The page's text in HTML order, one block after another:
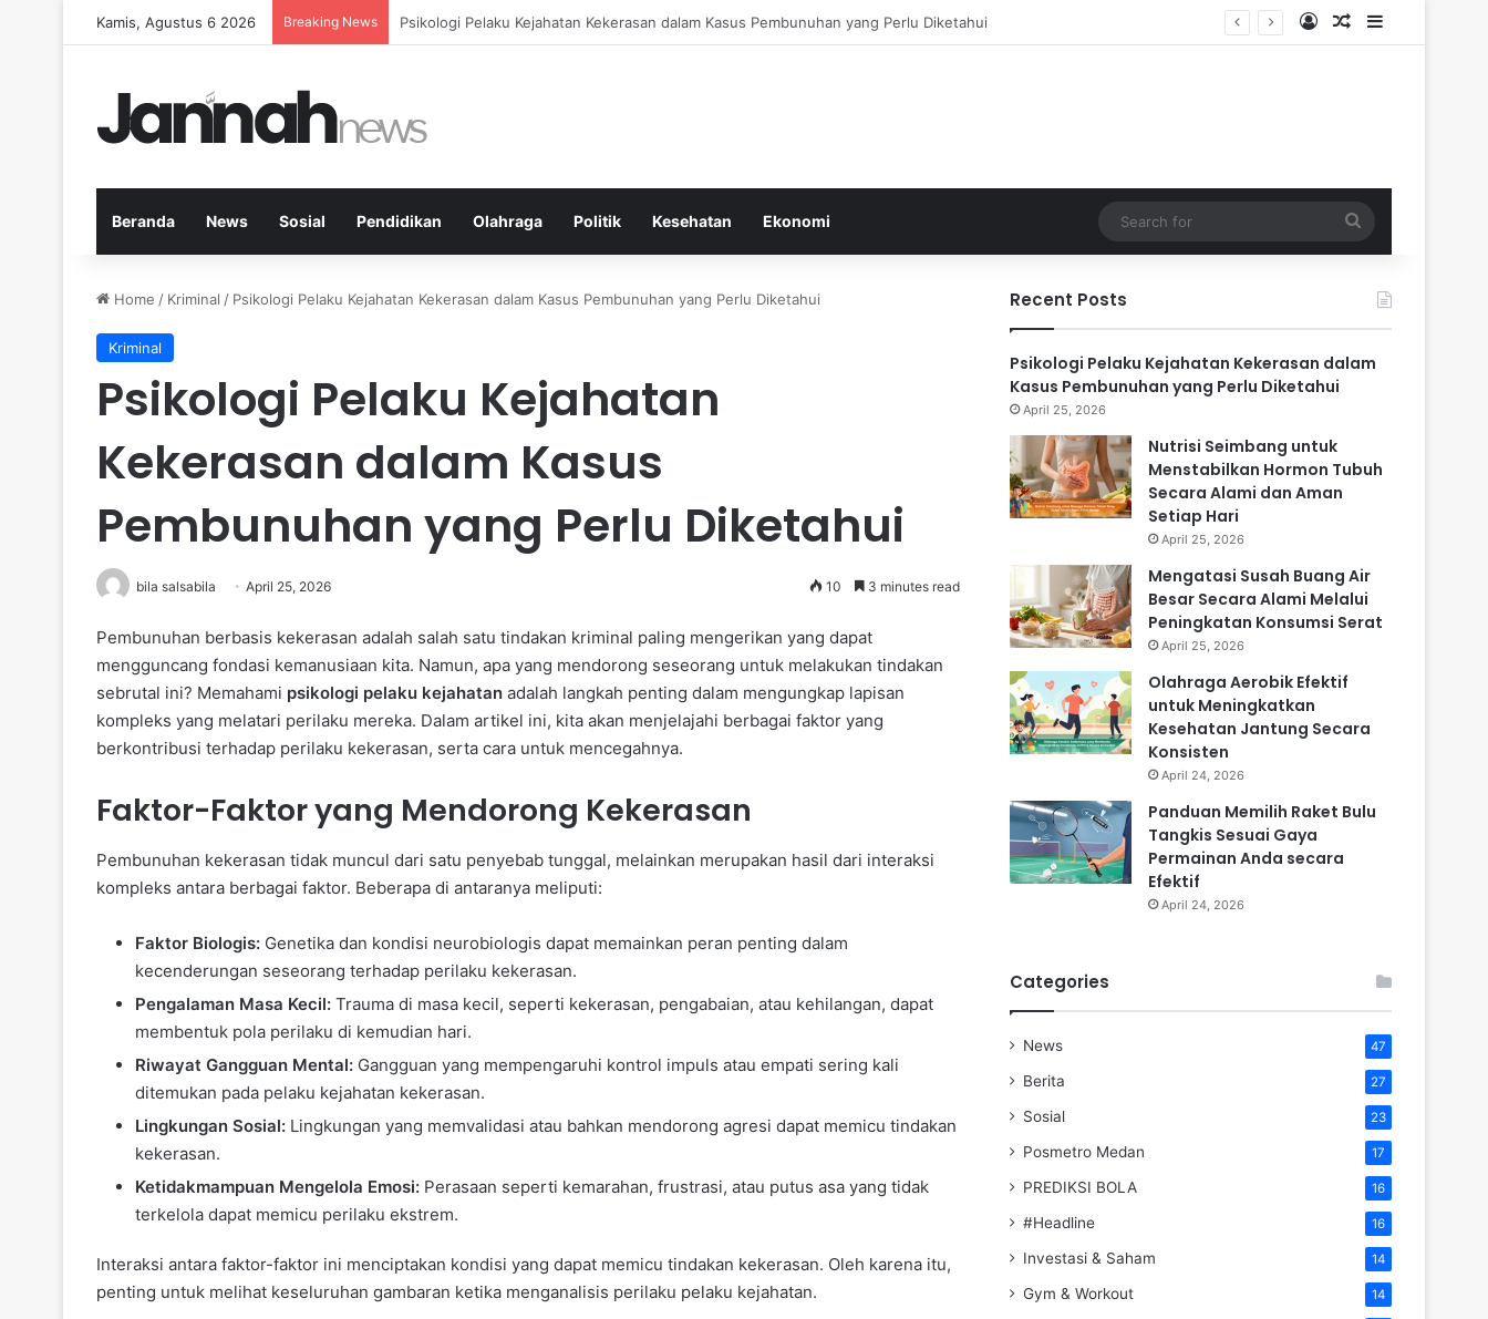
Kamis, Agustus 6 2026 Breaking News Nutrisi Seimbang untuk Menstabilkan Hormon Tubuh Secara Alami dan Aman Setiap Hari Log InRandom Article
Sidebar
Beranda News Sosial Pendidikan Olahraga Politik Kesehatan Ekonomi
for
Home / Kriminal / Psikologi Pelaku Kejahatan Kekerasan dalam Kasus Pembunuhan yang Perlu Diketahui
Kriminal
Psikologi Pelaku Kejahatan
Kekerasan dalam Kasus
Pembunuhan yang Perlu Diketahui
bila salsabila April 25, 2026 10 3 minutes read
Pembunuhan berbasis kekerasan adalah salah satu tindakan kriminal paling mengerikan yang dapat
mengguncang fondasi kemanusiaan kita. Namun, apa yang mendorong seseorang untuk melakukan tindakan
sebrutal ini? Memahami psikologi pelaku kejahatan adalah langkah penting dalam mengungkap lapisan
kompleks yang melatari perilaku mereka. Dalam artikel ini, kita akan menjelajahi berbagai faktor yang
berkontribusi terhadap perilaku kekerasan, serta cara untuk mencegahnya.
Faktor-Faktor yang Mendorong Kekerasan
Pembunuhan kekerasan tidak muncul dari satu penyebab tunggal, melainkan merupakan hasil dari interaksi
kompleks antara berbagai faktor. Beberapa di antaranya meliputi:
Faktor Biologis: Genetika dan kondisi neurobiologis dapat memainkan peran penting dalam
kecenderungan seseorang terhadap perilaku kekerasan.
Pengalaman Masa Kecil: Trauma di masa kecil, seperti kekerasan, pengabaian, atau kehilangan, dapat
membentuk pola perilaku di kemudian hari.
Riwayat Gangguan Mental: Gangguan yang mempengaruhi kontrol impuls atau empati sering kali
ditemukan pada pelaku kejahatan kekerasan.
Lingkungan Sosial: Lingkungan yang memvalidasi atau bahkan mendorong agresi dapat memicu tindakan
kekerasan.
Ketidakmampuan Mengelola Emosi: Perasaan seperti kemarahan, frustrasi, atau putus asa yang tidak
terkelola dapat memicu perilaku ekstrem.
Interaksi antara faktor-faktor ini menciptakan kondisi yang dapat memicu tindakan kekerasan. Oleh karena itu,
penting untuk melihat keseluruhan gambaran ketika menganalisis perilaku pelaku kejahatan.
Recent Posts
Psikologi Pelaku Kejahatan Kekerasan dalam
Kasus Pembunuhan yang Perlu Diketahui
April 25, 2026
Nutrisi Seimbang untuk
Menstabilkan Hormon Tubuh
Secara Alami dan Aman
Setiap Hari
April 25, 2026
Mengatasi Susah Buang Air
Besar Secara Alami Melalui
Peningkatan Konsumsi Serat
April 25, 2026
Olahraga Aerobik Efektif
untuk Meningkatkan
Kesehatan Jantung Secara
Konsisten
April 24, 2026
Panduan Memilih Raket Bulu
Tangkis Sesuai Gaya
Permainan Anda secara
Efektif
April 24, 2026
Categories
News 47
Berita 27
Sosial 23
Posmetro Medan 17
PREDIKSI BOLA 16
#Headline 16
Investasi & Saham 14
Gym & Workout 14